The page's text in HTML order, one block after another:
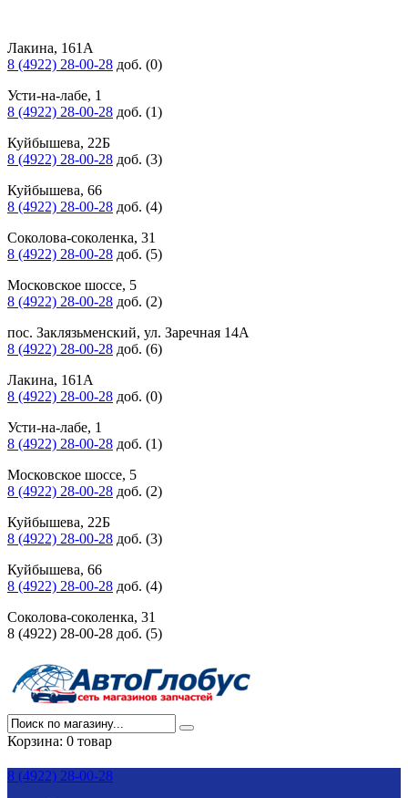
Лакина, 161А
8 (4922) 28-00-28 доб. (0)
Усти-на-лабе, 1
8 (4922) 28-00-28 доб. (1)
Куйбышева, 22Б
8 (4922) 28-00-28 доб. (3)
Куйбышева, 66
8 (4922) 28-00-28 доб. (4)
Соколова-соколенка, 31
8 (4922) 28-00-28 доб. (5)
Московское шоссе, 5
8 (4922) 28-00-28 доб. (2)
пос. Заклязьменский, ул. Заречная 14А
8 (4922) 28-00-28 доб. (6)
Лакина, 161А
8 (4922) 28-00-28 доб. (0)
Усти-на-лабе, 1
8 (4922) 28-00-28 доб. (1)
Московское шоссе, 5
8 (4922) 28-00-28 доб. (2)
Куйбышева, 22Б
8 (4922) 28-00-28 доб. (3)
Куйбышева, 66
8 (4922) 28-00-28 доб. (4)
Соколова-соколенка, 31
8 (4922) 28-00-28 доб. (5)
Корзина: 0 товар
8 (4922) 28-00-28